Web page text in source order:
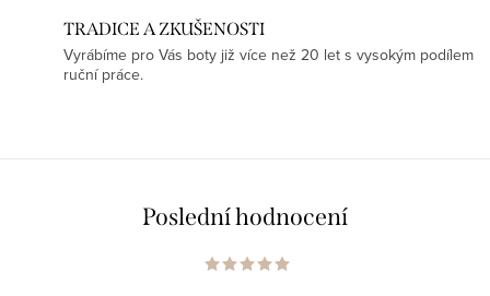
TRADICE A ZKUŠENOSTI
Vyrábíme pro Vás boty již více než 20 let s vysokým podílem
ruční práce.
Poslední hodnocení